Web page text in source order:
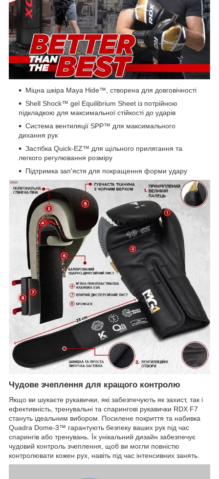
Міцна шкіра Maya Hide™, створена для довговічності
Shell Shock™ gel Equilibrium Sheet із потрійною
підкладкою для максимальної стійкості до ударів
Система вентиляції SPP™ для максимального
дихання рук
Застібка Quick-EZ™ для щільного прилягання та
легкого регулювання розміру
Підтримка зап'ястя для покращення форми удару
Чудове зчеплення для кращого контролю
Якщо ви шукаєте рукавички, які забезпечують як захист, так і
ефективність, тренувальні та спарингові рукавички RDX F7
стануть ідеальним вибором. Посилене покриття та набивка
Quadra Dome-3™ гарантують безпеку ваших рук під час
спарингів або тренувань. Їх унікальний дизайн забезпечує
чудовий контроль зчеплення, щоб ви могли повністю
контролювати кожен рух, навіть під час інтенсивних занять.